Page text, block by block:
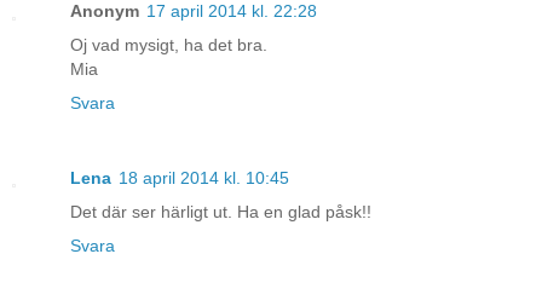
Anonym 17 april 2014 kl. 22:28
Oj vad mysigt, ha det bra.
Mia
Svara
Lena 18 april 2014 kl. 10:45
Det där ser härligt ut. Ha en glad påsk!!
Svara